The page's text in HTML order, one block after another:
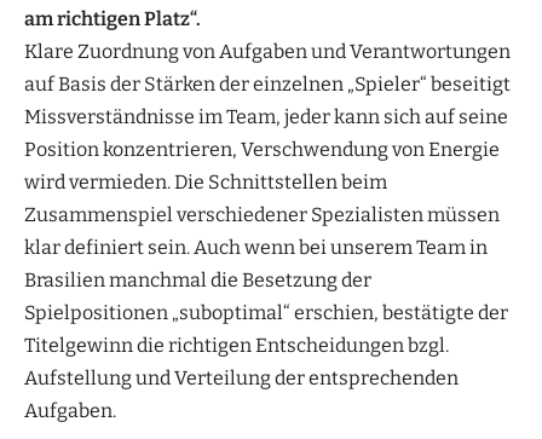
am richtigen Platz“.
Klare Zuordnung von Aufgaben und Verantwortungen
auf Basis der Stärken der einzelnen „Spieler“ beseitigt
Missverständnisse im Team, jeder kann sich auf seine
Position konzentrieren, Verschwendung von Energie
wird vermieden. Die Schnittstellen beim
Zusammenspiel verschiedener Spezialisten müssen
klar definiert sein. Auch wenn bei unserem Team in
Brasilien manchmal die Besetzung der
Spielpositionen „suboptimal“ erschien, bestätigte der
Titelgewinn die richtigen Entscheidungen bzgl.
Aufstellung und Verteilung der entsprechenden
Aufgaben.